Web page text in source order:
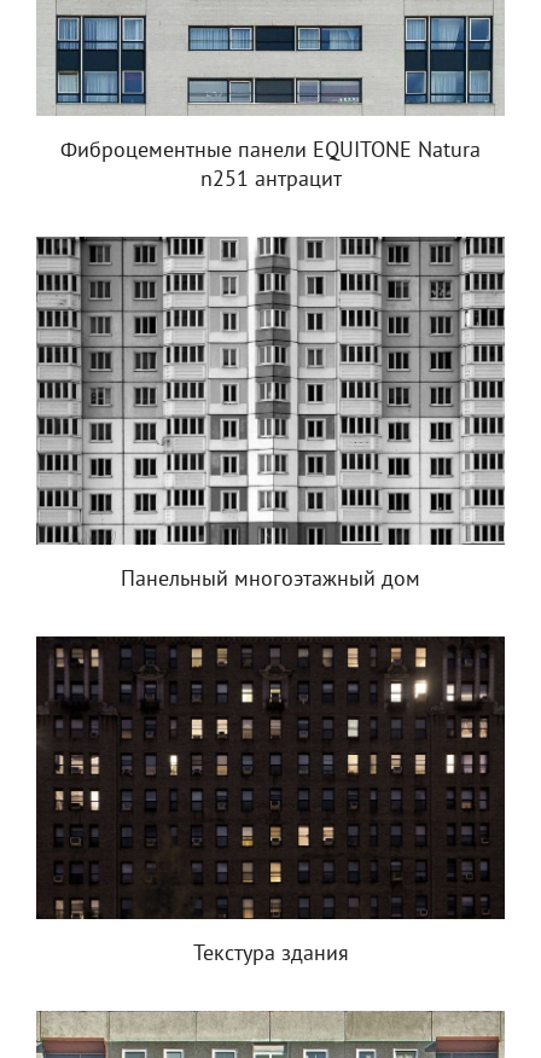
Фиброцементные панели EQUITONE Natura
n251 антрацит
Панельный многоэтажный дом
Текстура здания